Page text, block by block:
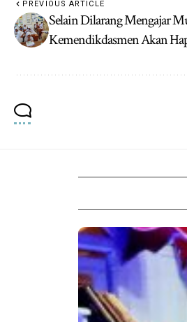
PREVIOUS ARTICLE
Selain Dilarang Mengajar
Kemendikdasmen Akan